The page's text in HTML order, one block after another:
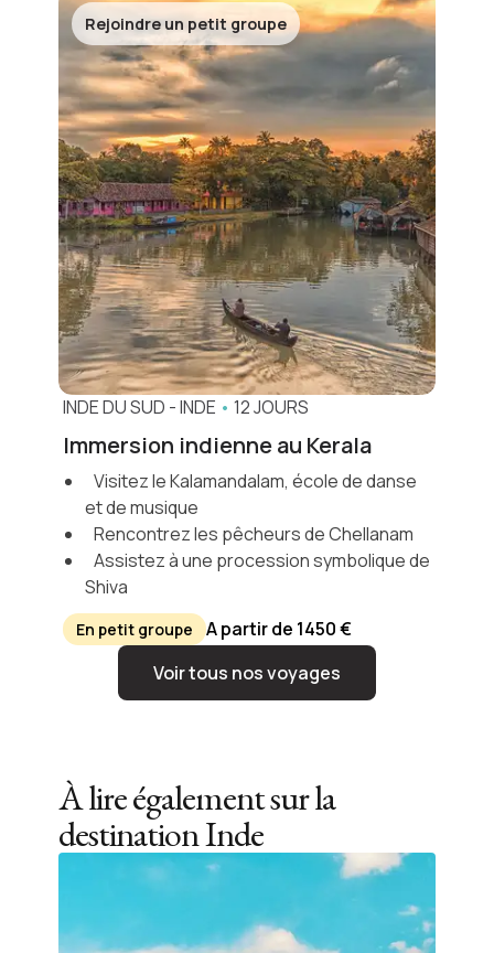
Rejoindre un petit groupe
INDE DU SUD -INDE • 12 JOURS
Immersion indienne au Kerala
Visitez le Kalamandalam, école de danse
et de musique
Rencontrez les pêcheurs de Chellanam
Assistez à une procession symbolique de
Shiva
En petit groupe
A partir de 1450 €
Voir tous nos voyages
À lire également sur la
destinationInde